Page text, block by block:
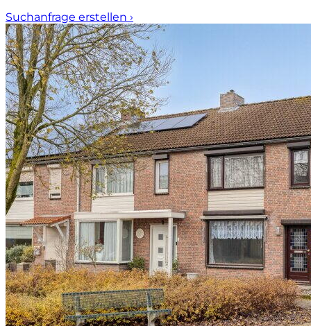
Suchanfrage erstellen ›